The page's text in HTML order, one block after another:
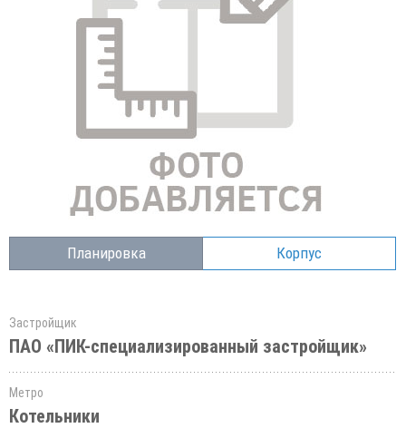
Планировка Корпус
Застройщик
ПАО «ПИК-специализированный застройщик»
Метро
Котельники